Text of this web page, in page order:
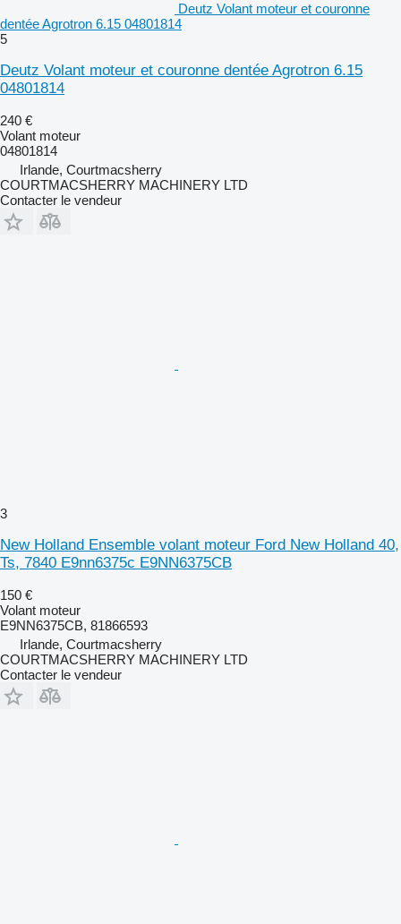
Deutz Volant moteur et couronne
dentée Agrotron 6.15 04801814
5
Deutz Volant moteur et couronne dentée Agrotron 6.15
04801814
240 €
Volant moteur
04801814
Irlande, Courtmacsherry
COURTMACSHERRY MACHINERY LTD
Contacter le vendeur
3
New Holland Ensemble volant moteur Ford New Holland 40,
Ts, 7840 E9nn6375c E9NN6375CB
150 €
Volant moteur
E9NN6375CB, 81866593
Irlande, Courtmacsherry
COURTMACSHERRY MACHINERY LTD
Contacter le vendeur